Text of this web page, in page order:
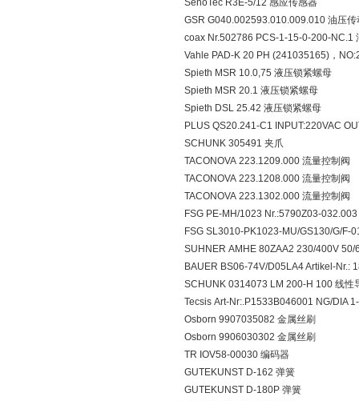
SenoTec R3E-5/12 感应传感器
GSR G040.002593.010.009.010 油压传
coax Nr.502786 PCS-1-15-0-200-NC.1
Vahle PAD-K 20 PH (241035165)，
Spieth MSR 10.0,75 液压锁紧螺母
Spieth MSR 20.1 液压锁紧螺母
Spieth DSL 25.42 液压锁紧螺母
PLUS QS20.241-C1 INPUT:220VAC
SCHUNK 305491 夹爪
TACONOVA 223.1209.000 流量控制阀
TACONOVA 223.1208.000 流量控制阀
TACONOVA 223.1302.000 流量控制阀
FSG PE-MH/1023 Nr.:5790Z03-
FSG SL3010-PK1023-MU/GS130/G/F-
SUHNER AMHE 80ZAA2 230/400V
BAUER BS06-74V/D05LA4 Artikel-Nr.:
SCHUNK 0314073 LM 200-H 100 线性
Tecsis Art-Nr:.P1533B046001 NG/DIA
Osborn 9907035082 金属丝刷
Osborn 9906030302 金属丝刷
TR IOV58-00030 编码器
GUTEKUNST D-162 弹簧
GUTEKUNST D-180P 弹簧